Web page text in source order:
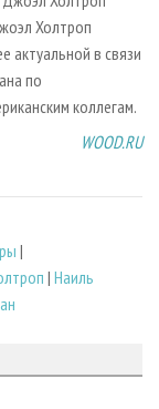
Холтроп
актуальной в связи
по
коллегам.
WOOD.RU
|
| Наиль